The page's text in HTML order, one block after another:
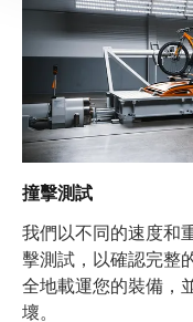
撞擊測試
我們以不同的速度和
擊測試，以確認完整
全地載運您的裝備，
壞。